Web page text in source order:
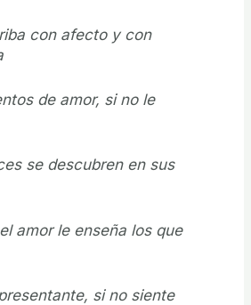
con afecto y con
de amor, si no le
se descubren en sus
amor le enseña los que
si no siente